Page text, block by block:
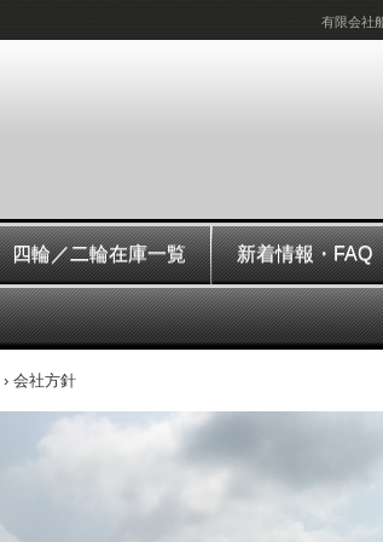
有限会社
四輪／二輪在庫一覧 新着情報・FAQ
› 会社方針